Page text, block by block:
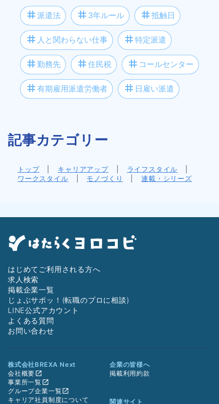
tag 派遣法 tag 3年ルール tag 抵触日
tag 人と関わらない仕事 tag 特定派遣
tag 勤務先 tag 住民税 tag コールセンター
tag 有期雇用派遣労働者 tag 日雇い派遣
記事カテゴリー
トップ キャリアアップ ライフスタイル
ワークスタイル
モノづくり 連載・シリーズ
はじめてご利用される方へ
求人検索
掲載企業一覧
じょぶサポッ！(転職のプロに相談)
LINE公式アカウント
よくある質問
お問い合わせ
株式会社BREXA Next
会社概要
事業所一覧
グループ企業一覧
キャリア社員制度について
企業の皆様へ
掲載利用約款
関連サイト